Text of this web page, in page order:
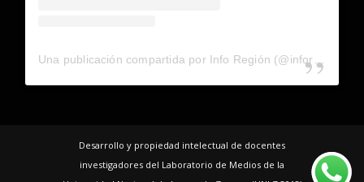
Una publicación compartida por Info Región (@inforegion_redes)
Desarrollo y propiedad intelectual de docentes
investigadores del Laboratorio de Medios de la